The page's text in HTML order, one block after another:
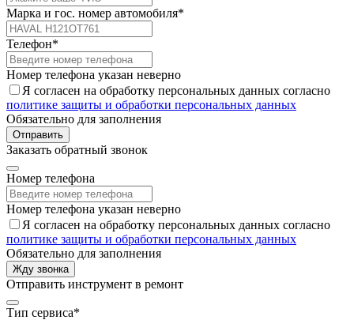
Марка и гос. номер автомобиля*
Телефон*
Номер телефона указан неверно
Я согласен на обработку персональных данных согласно
политике защиты и обработки персональных данных
Обязательно для заполнения
Отправить
Заказать обратный звонок
Номер телефона
Номер телефона указан неверно
Я согласен на обработку персональных данных согласно
политике защиты и обработки персональных данных
Обязательно для заполнения
Жду звонка
Отправить инструмент в ремонт
Тип сервиса*